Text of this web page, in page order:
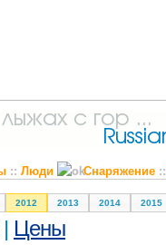
:: Люди Снаряжение::
2012 2013 2014 2015
Цены